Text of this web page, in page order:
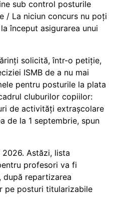
sub control posturile
/ La niciun concurs nu poți
început asigurarea unui
solicită, într-o petiție,
ISMB de a nu mai
pentru posturile la plata
cluburilor copiilor:
de activități extrașcolare
de la 1 septembrie, spun
Astăzi, lista
profesori va fi
după repartizarea
pe posturi titularizabile